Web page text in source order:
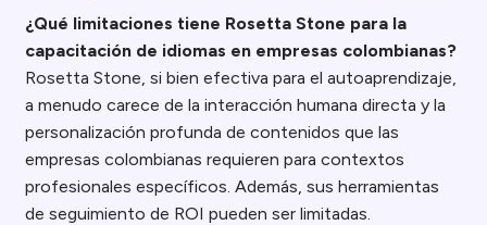
¿Qué limitaciones tiene Rosetta Stone para la
capacitación de idiomas en empresas colombianas?
Rosetta Stone, si bien efectiva para el autoaprendizaje,
a menudo carece de la interacción humana directa y la
personalización profunda de contenidos que las
empresas colombianas requieren para contextos
profesionales específicos. Además, sus herramientas
de seguimiento de ROI pueden ser limitadas.